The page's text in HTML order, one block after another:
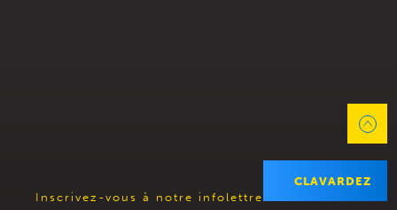
Inscrivez-vous à notre infolettre :
CLAVARDEZ